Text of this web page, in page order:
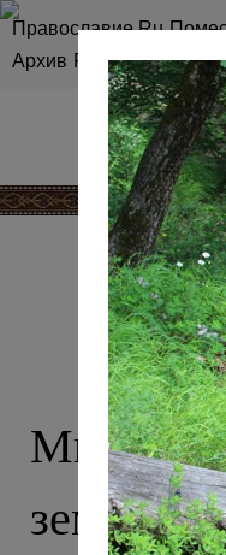
Православие.Ru
Архив RSS Карта сайта
Мы
землей